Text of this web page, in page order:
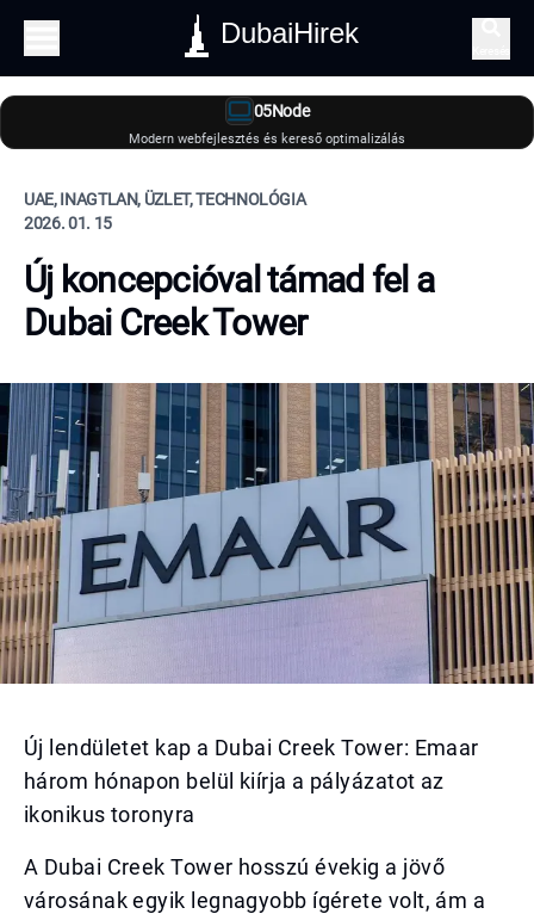
DubaiHirek
05Node
Modern webfejlesztés és kereső optimalizálás
UAE, INAGTLAN, ÜZLET, TECHNOLÓGIA
2026. 01. 15
Új koncepcióval támad fel a
Dubai Creek Tower
Új lendületet kap a Dubai Creek Tower: Emaar
három hónapon belül kiírja a pályázatot az
ikonikus toronyra
A Dubai Creek Tower hosszú évekig a jövő
városának egyik legnagyobb ígérete volt, ám a